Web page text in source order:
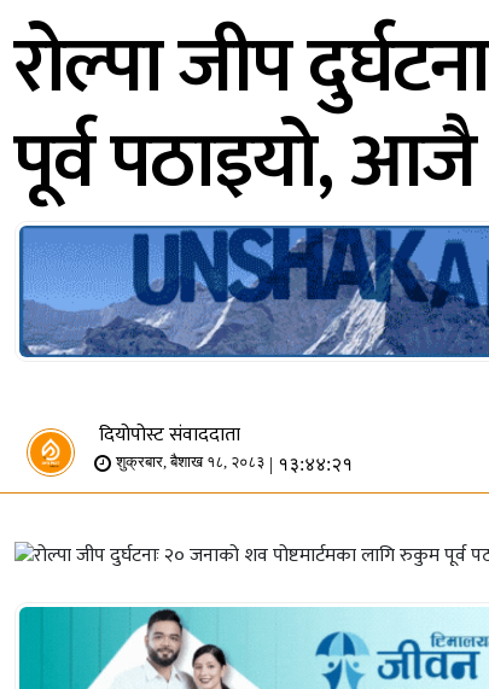
रोल्पा जीप
पूर्व पठाइयो, आजै
दियोपोस्ट संवाददाता
शुक्रबार, बैशाख १८, २०८३ | १३:४४:२१